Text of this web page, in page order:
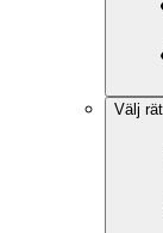
Välj